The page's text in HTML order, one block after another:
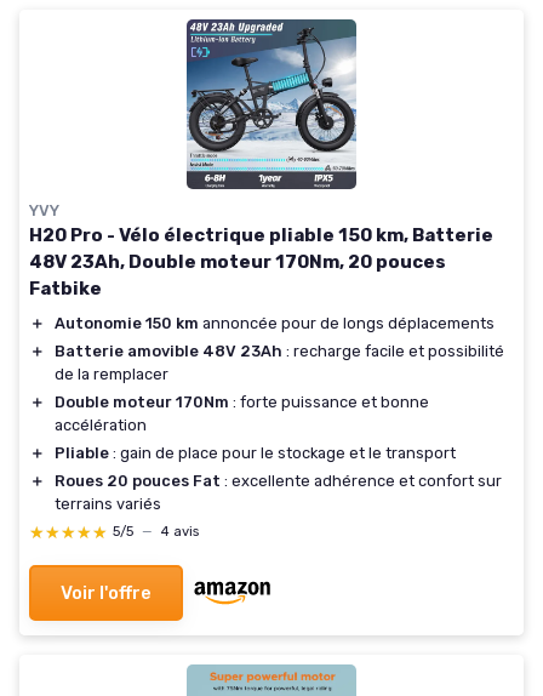
YVY
H20 Pro - Vélo électrique pliable 150 km, Batterie
48V 23Ah, Double moteur 170Nm, 20 pouces
Fatbike
＋ Autonomie 150 km annoncée pour de longs déplacements
＋
Batterie amovible 48V 23Ah : recharge facile et possibilité
de la remplacer
＋
Double moteur 170Nm : forte puissance et bonne
accélération
＋
Pliable : gain de place pour le stockage et le transport
＋
Roues 20 pouces Fat : excellente adhérence et confort sur
terrains variés
★★★★★
★★★★★ 5/5 — 4 avis
Voir l'offre